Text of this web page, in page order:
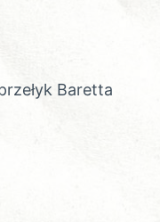
Baretta